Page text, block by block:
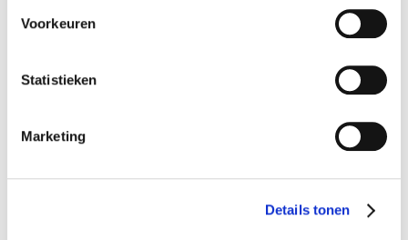
Voorkeuren
Statistieken
Marketing
Details tonen
Projectleider Nieuwbouw en
Postcode
privacy statement